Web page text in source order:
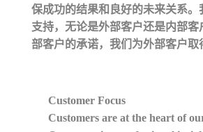
保成功的结果和良好的未来关系。
支持，无论是外部客户还是内部客
部客户的承诺，我们为外部客户取
Customer Focus
Customers are at the heart of